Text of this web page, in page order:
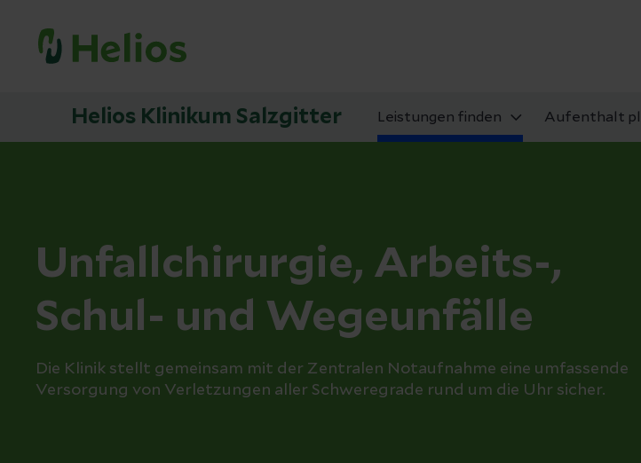
Helios Klinikum Salzgitter Leistungen finden Aufenthalt
Unfallchirurgie, Arbeits-,
Schul- und Wegeunfälle
Die Klinik stellt gemeinsam mit der Zentralen Notaufnahme eine umfassende
Versorgung von Verletzungen aller Schweregrade rund um die Uhr sicher.